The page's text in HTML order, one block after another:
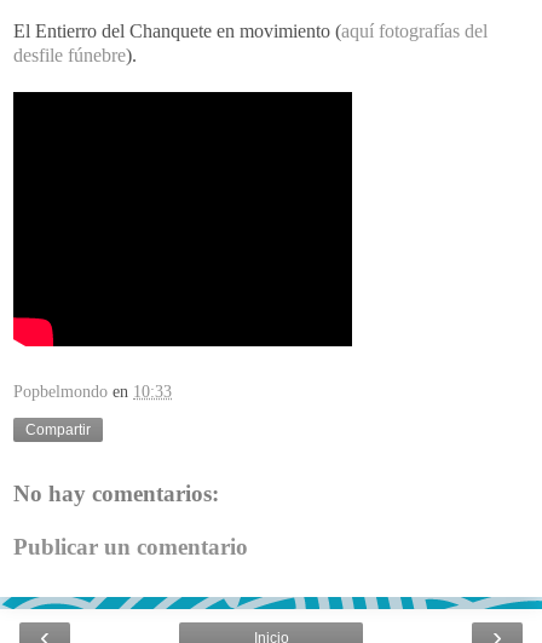
El Entierro del Chanquete en movimiento (aquí fotografías del
desfile fúnebre).
Popbelmondo en 10:33
Compartir
No hay comentarios:
Publicar un comentario
Inicio